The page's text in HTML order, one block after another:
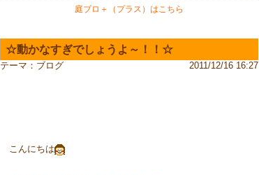
庭ブロ＋（プラス）はこちら
☆動かなすぎでしょうよ～！！☆
テーマ： ブログ 2011/12/16 16:27
こんにちは